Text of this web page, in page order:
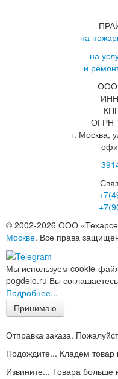
на
на
и
ООО
ОГРН
г. Москва,
© 2002-2026 ООО
Москве. Все права
Мы используем cookie-
pogdelo.ru Вы
Подробнее...
Принимаю
Отправка заказа.
Подождите... Кладем товар
Извините... Товара больше